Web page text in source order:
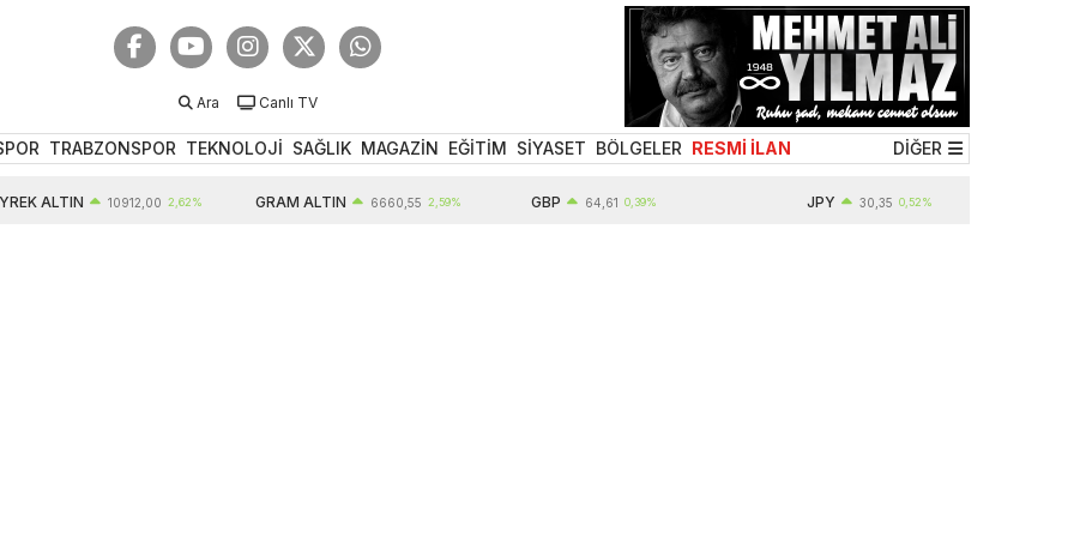
Ara Canlı TV
TRABZONSPOR TEKNOLOJİ SAĞLIK MAGAZİN EĞİTİM SİYASET BÖLGELER RESMİ İLAN DİĞER
ALTIN 10912,00 2,62% GRAM ALTIN 6660,55 2,59% GBP 64,61 0,39% JPY 30,35 0,52%